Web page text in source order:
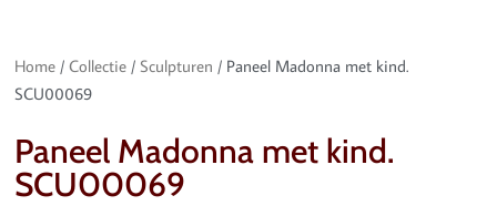
Home / Collectie / Sculpturen / Paneel Madonna met kind.
SCU00069
Paneel Madonna met kind.
SCU00069